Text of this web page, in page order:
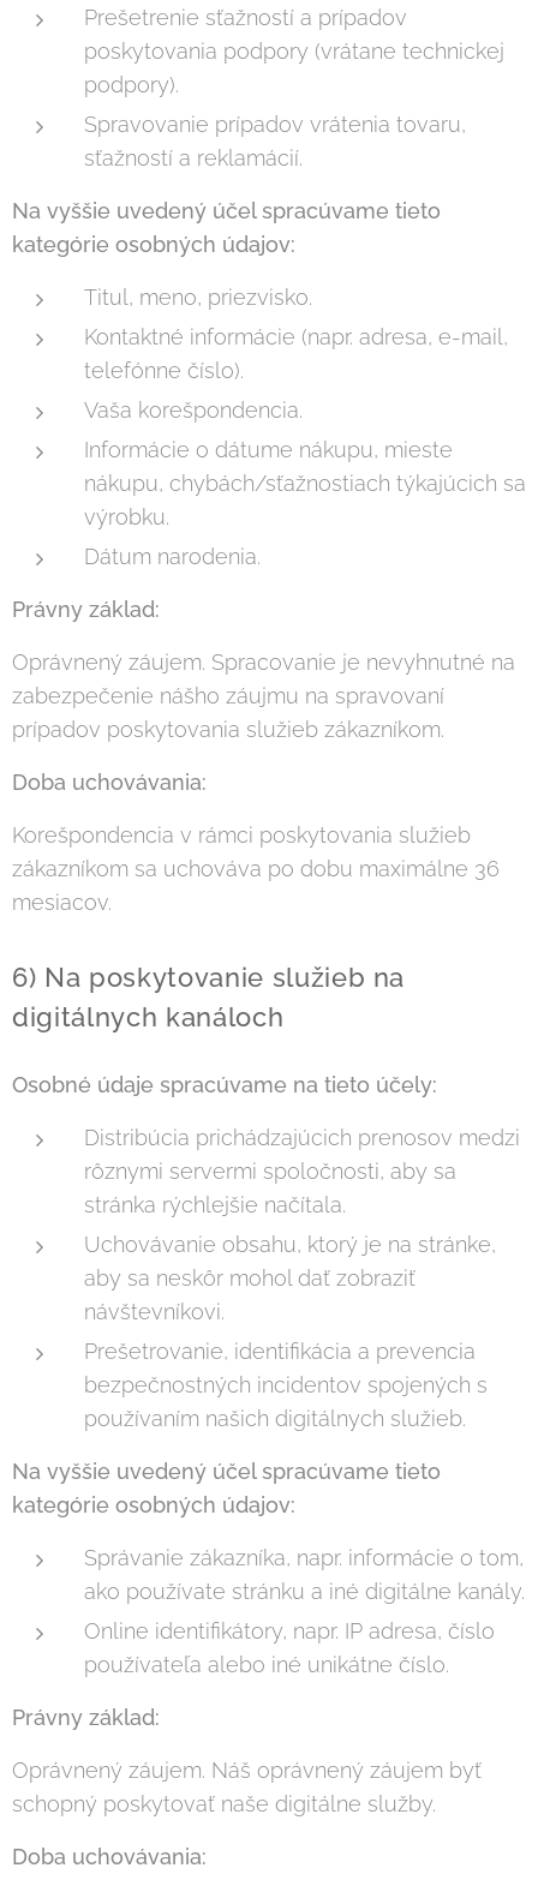
Prešetrenie sťažností a prípadov
poskytovania podpory (vrátane technickej
podpory).
Spravovanie prípadov vrátenia tovaru,
sťažností a reklamácií.
Na vyššie uvedený účel spracúvame tieto
kategórie osobných údajov:
Titul, meno, priezvisko.
Kontaktné informácie (napr. adresa, e-mail,
telefónne číslo).
Vaša korešpondencia.
Informácie o dátume nákupu, mieste
nákupu, chybách/sťažnostiach týkajúcich sa
výrobku.
Dátum narodenia.
Právny základ:
Oprávnený záujem. Spracovanie je nevyhnutné na
zabezpečenie nášho záujmu na spravovaní
prípadov poskytovania služieb zákazníkom.
Doba uchovávania:
Korešpondencia v rámci poskytovania služieb
zákazníkom sa uchováva po dobu maximálne 36
mesiacov.
6) Na poskytovanie služieb na
digitálnych kanáloch
Osobné údaje spracúvame na tieto účely:
Distribúcia prichádzajúcich prenosov medzi
rôznymi servermi spoločnosti, aby sa
stránka rýchlejšie načítala.
Uchovávanie obsahu, ktorý je na stránke,
aby sa neskôr mohol dať zobraziť
návštevníkovi.
Prešetrovanie, identifikácia a prevencia
bezpečnostných incidentov spojených s
používaním našich digitálnych služieb.
Na vyššie uvedený účel spracúvame tieto
kategórie osobných údajov:
Správanie zákazníka, napr. informácie o tom,
ako používate stránku a iné digitálne kanály.
Online identifikátory, napr. IP adresa, číslo
používateľa alebo iné unikátne číslo.
Právny základ:
Oprávnený záujem. Náš oprávnený záujem byť
schopný poskytovať naše digitálne služby.
Doba uchovávania: